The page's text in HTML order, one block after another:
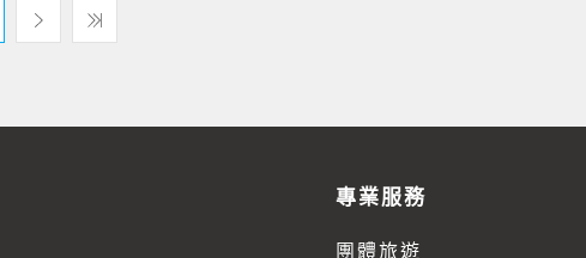
專業服務
團體旅遊